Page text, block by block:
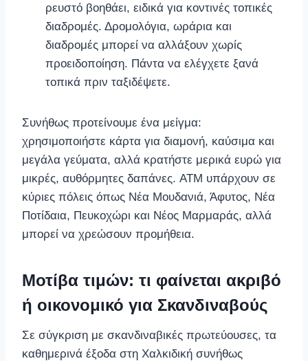
ρευστό βοηθάει, ειδικά για κοντινές τοπικές
διαδρομές. Δρομολόγια, ωράρια και
διαδρομές μπορεί να αλλάξουν χωρίς
προειδοποίηση. Πάντα να ελέγχετε ξανά
τοπικά πριν ταξιδέψετε.
Συνήθως προτείνουμε ένα μείγμα:
χρησιμοποιήστε κάρτα για διαμονή, καύσιμα και
μεγάλα γεύματα, αλλά κρατήστε μερικά ευρώ για
μικρές, αυθόρμητες δαπάνες. ATM υπάρχουν σε
κύριες πόλεις όπως Νέα Μουδανιά, Άφυτος, Νέα
Ποτίδαια, Πευκοχώρι και Νέος Μαρμαράς, αλλά
μπορεί να χρεώσουν προμήθεια.
Μοτίβα τιμών: τι φαίνεται ακριβό
ή οικονομικό για Σκανδιναβούς
Σε σύγκριση με σκανδιναβικές πρωτεύουσες, τα
καθημερινά έξοδα στη Χαλκιδική συνήθως